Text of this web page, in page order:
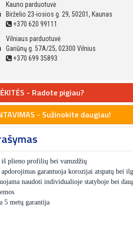
Kauno parduotuvė
Birželio 23-iosios g. 29, 50201, Kaunas
+370 620 99111
Vilniaus parduotuvė
Gariūnų g. 57A/25, 02300 Vilnius
+370 699 35893
- Radote pigiau?
- Sužinokite daugiau!
iš plieno profilių bei vamzdžių
garantuoja korozijai atspatų bei
naudoti individualioje statyboje bei
5 metų garantija